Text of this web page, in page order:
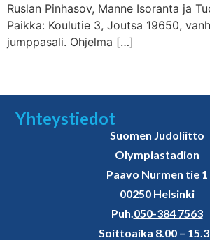
Ruslan Pinhasov, Manne Isoranta ja
Paikka: Koulutie 3, Joutsa 19650,
jumppasali. Ohjelma […]
Yhteystiedot
Suomen Judoliitto
Olympiastadion
Paavo Nurmen tie 1
00250 Helsinki
Puh. 050-384 7563
Soittoaika 8.00 –